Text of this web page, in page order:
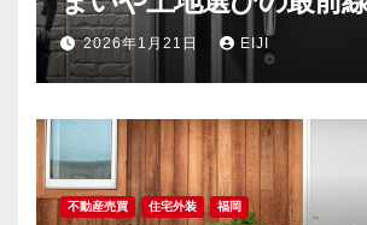
解く
2026年1月21日 EIJI
不動産売買 住宅外装 福岡